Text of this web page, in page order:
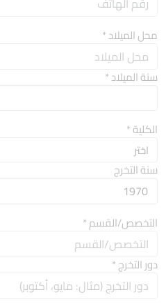
محل الميلاد*
سنة الميلاد*
الكلية*
اختر
سنة التخرج
التخصص/القسم*
دور التخرج*